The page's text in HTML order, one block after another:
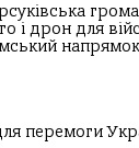
і дрон для
перемоги